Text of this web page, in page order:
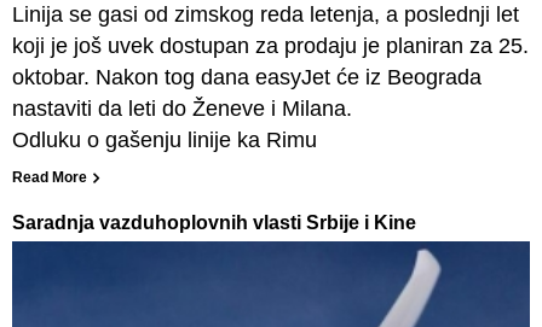
Linija se gasi od zimskog reda letenja, a poslednji let
koji je još uvek dostupan za prodaju je planiran za 25.
oktobar. Nakon tog dana easyJet će iz Beograda
nastaviti da leti do Ženeve i Milana.
Odluku o gašenju linije ka Rimu
Read More
Saradnja vazduhoplovnih vlasti Srbije i Kine